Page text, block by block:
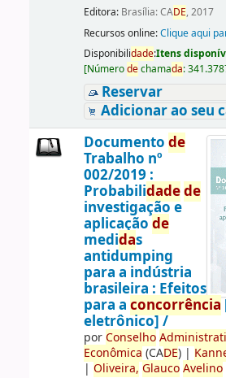
Editora: Brasília: CADE, 2017
Recursos online:Clique aqui
Disponibilidade:Itens
[Númerodechamada:
Reservar
Adicionar ao seu
Documento de
Trabalho nº
002/2019 :
Probabilidadede
investigação e
aplicação de
medidas
antidumping
para a indústria
brasileira : Efeitos
para a concorrência
eletrônico] /
porConselho
Econômica (CADE)|
| Oliveira, Glauco Avelino